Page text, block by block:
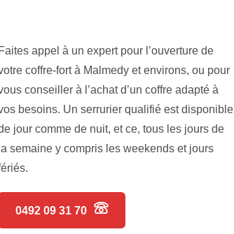
Faites appel à un expert pour l’ouverture de
coffre-fort à Malmedy et environs, ou pour
conseiller à l’achat d’un coffre adapté à
besoins. Un serrurier qualifié est disponible
jour comme de nuit, et ce, tous les jours de
la semaine y compris les weekends et jours
0492 09 31 70